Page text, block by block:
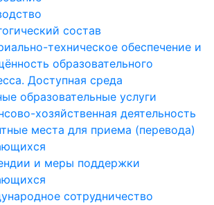
состав
техническое обеспечение и
образовательного
Доступная среда
образовательные услуги
хозяйственная деятельность
места для приема (перевода)
и меры поддержки
сотрудничество